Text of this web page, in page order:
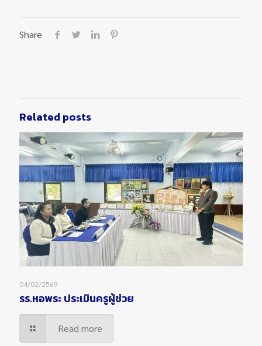
Share
Related posts
04/02/2569
รร.หอพระ ประเมินครูผู้ช่วย
Read more